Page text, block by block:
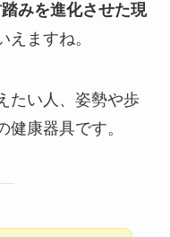
みを進化させた現
えますね。
たい人、姿勢や歩
康器具です。